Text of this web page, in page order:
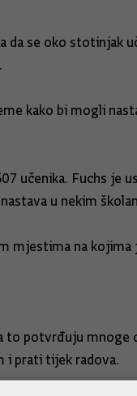
se oko stotinjak
kako bi mogli
učenika. Fuchs je
u nekim
mjestima na
potvrđuju mnoge
i prati tijek radova.